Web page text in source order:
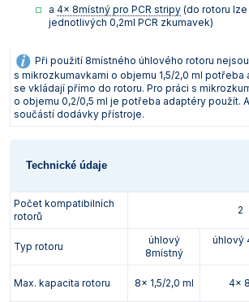
a 4x 8místný pro PCR stripy (do rotoru
jednotlivých 0,2ml PCR zkumavek)
Při použití 8místného úhlového rotoru
s mikrozkumavkami o objemu 1,5/2,0 ml potřeba
se vkládají přímo do rotoru. Pro práci s
o objemu 0,2/0,5 ml je potřeba adaptéry použít.
součástí dodávky přístroje.
Technické údaje
Počet kompatibilních
rotorů
2
Typ rotoru
úhlový
8místný
úhlový
Max. kapacita rotoru 8x 1,5/2,0 ml 4x